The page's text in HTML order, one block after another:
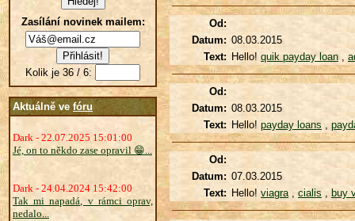
Zasílání novinek mailem:
Kolik je 36 / 6:
Aktuálně ve fóru
Dark - 22.07.2025 15:01:00
Jé, on to někdo zase opravil 😁...
Dark - 24.04.2024 15:42:00
Tak mi napadá, v rámci oprav,
nedalo...
Od:
Datum: 08.03.2015
Text: Hello! quik payday loan ,
Od:
Datum: 08.03.2015
Text: Hello! payday loans ,
Od:
Datum: 07.03.2015
Text: Hello! viagra, cialis , buy